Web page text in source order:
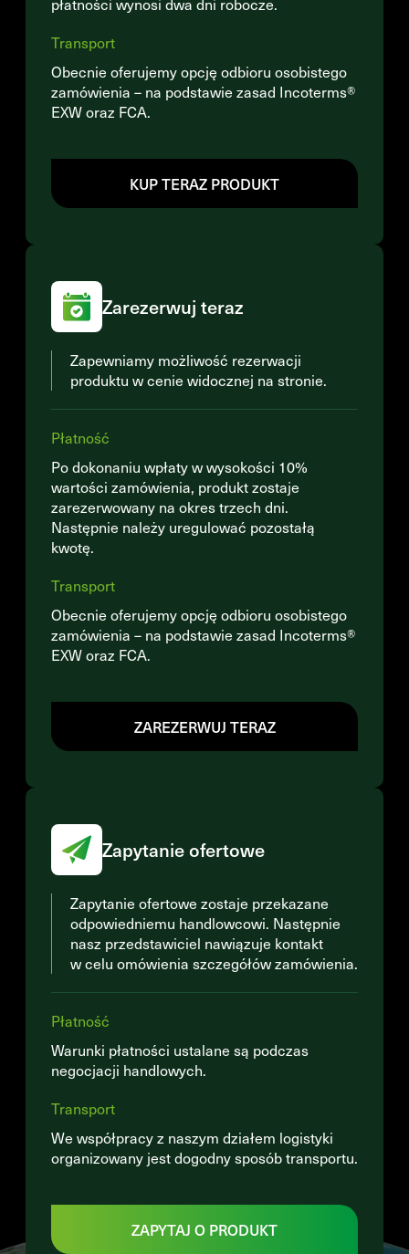
płatności wynosi dwa dni robocze.
Transport
Obecnie oferujemy opcję odbioru osobistego
zamówienia – na podstawie zasad Incoterms®
EXW oraz FCA.
KUP TERAZ PRODUKT
Zarezerwuj teraz
Zapewniamy możliwość rezerwacji
produktu w cenie widocznej na stronie.
Płatność
Po dokonaniu wpłaty w wysokości 10%
wartości zamówienia, produkt zostaje
zarezerwowany na okres trzech dni.
Następnie należy uregulować pozostałą
kwotę.
Transport
Obecnie oferujemy opcję odbioru osobistego
zamówienia – na podstawie zasad Incoterms®
EXW oraz FCA.
ZAREZERWUJ TERAZ
Zapytanie ofertowe
Zapytanie ofertowe zostaje przekazane
odpowiedniemu handlowcowi. Następnie
nasz przedstawiciel nawiązuje kontakt
w celu omówienia szczegółów zamówienia.
Płatność
Warunki płatności ustalane są podczas
negocjacji handlowych.
Transport
We współpracy z naszym działem logistyki
organizowany jest dogodny sposób transportu.
ZAPYTAJ O PRODUKT